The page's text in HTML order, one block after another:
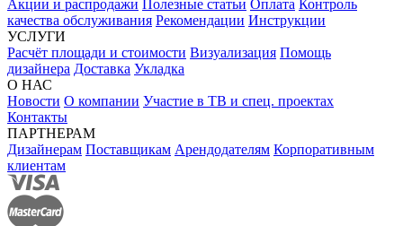
Акции и распродажи Полезные статьи Оплата Контроль
качества обслуживания Рекомендации Инструкции
УСЛУГИ
Расчёт площади и стоимости Визуализация Помощь
дизайнера Доставка Укладка
О НАС
Новости О компании Участие в ТВ и спец. проектах
Контакты
ПАРТНЕРАМ
Дизайнерам Поставщикам Арендодателям Корпоративным
клиентам